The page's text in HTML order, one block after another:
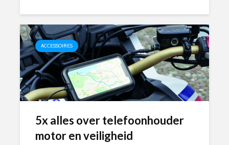
ACCESSOIRES
5x alles over telefoonhouder
motor en veiligheid